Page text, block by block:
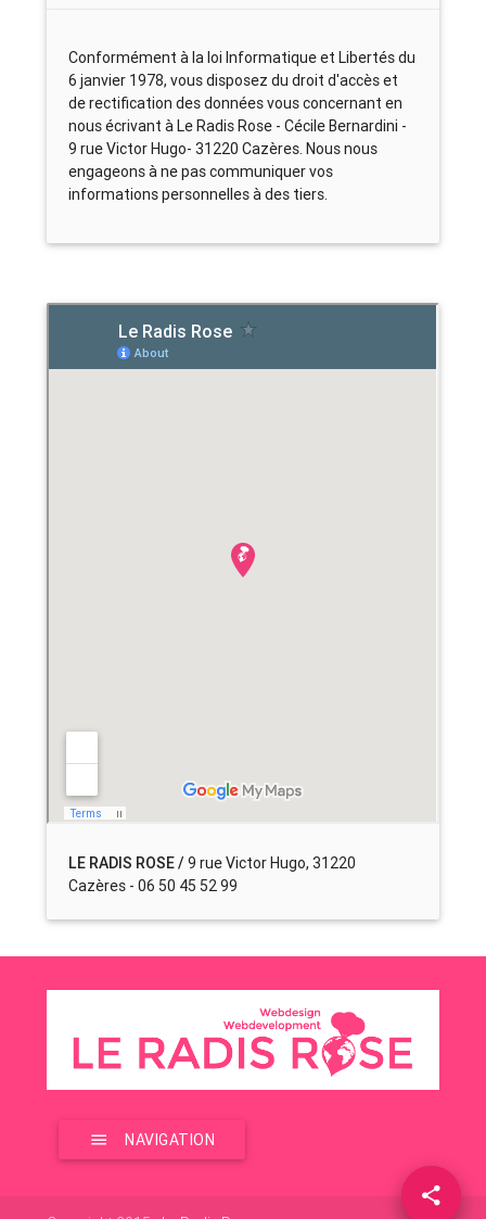
Conformément à la loi Informatique et Libertés du
6 janvier 1978, vous disposez du droit d'accès et
de rectification des données vous concernant en
nous écrivant à Le Radis Rose - Cécile Bernardini -
9 rue Victor Hugo- 31220 Cazères. Nous nous
engageons à ne pas communiquer vos
informations personnelles à des tiers.
LE RADIS ROSE / 9 rue Victor Hugo, 31220
Cazères - 06 50 45 52 99
NAVIGATION